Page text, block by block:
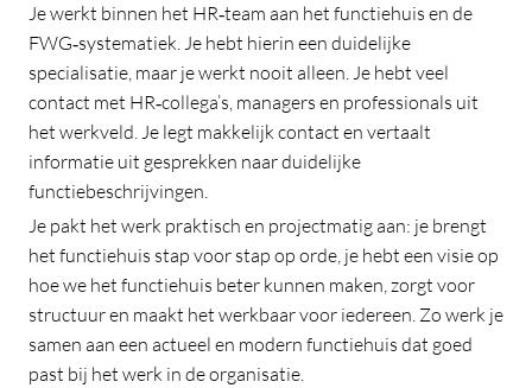
Je werkt binnen het HR‑team aan het functiehuis en de
FWG‑systematiek. Je hebt hierin een duidelijke
specialisatie, maar je werkt nooit alleen. Je hebt veel
contact met HR‑collega’s, managers en professionals uit
het werkveld. Je legt makkelijk contact en vertaalt
informatie uit gesprekken naar duidelijke
functiebeschrijvingen.
Je pakt het werk praktisch en projectmatig aan: je brengt
het functiehuis stap voor stap op orde, je hebt een visie op
hoe we het functiehuis beter kunnen maken, zorgt voor
structuur en maakt het werkbaar voor iedereen. Zo werk je
samen aan een actueel en modern functiehuis dat goed
past bij het werk in de organisatie.